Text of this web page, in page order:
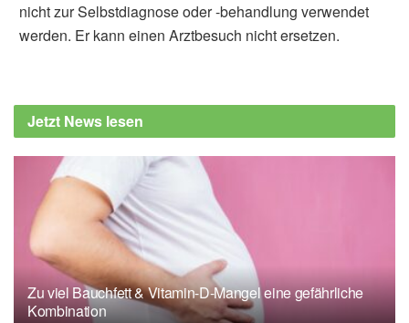
Elizabeth A. Archie, Mimi Arandjelovic,
Alyssa N. Crittenden et al.: The Internal,
Hominins, in Frontiers in Ecology and
Evolution (Veröffentlicht 19.02.2020),
Frontiers in Ecology and Evolution
nicht zur Selbstdiagnose oder -behandlung verwendet
werden. Er kann einen Arztbesuch nicht ersetzen.
Jetzt News lesen
Zu viel Bauchfett & Vitamin-D-Mangel eine gefährliche
Kombination